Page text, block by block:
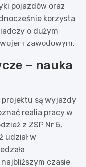
pojazdów oraz
korzysta
o dużym
zawodowym.
– nauka
są wyjazdy
realia pracy w
z ZSP Nr 5,
udział w
czasie